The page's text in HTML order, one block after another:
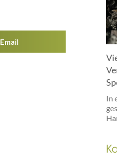
Email
In